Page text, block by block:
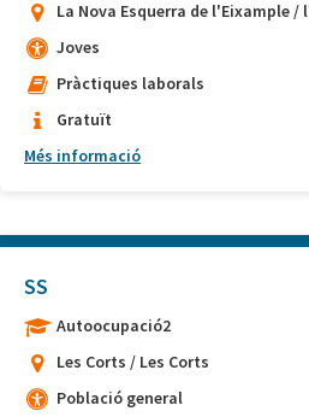
La Nova Esquerra de l'Eixample /
Joves
Pràctiques laborals
Gratuït
Més informació
SS
Autoocupació2
Les Corts / Les Corts
Població general